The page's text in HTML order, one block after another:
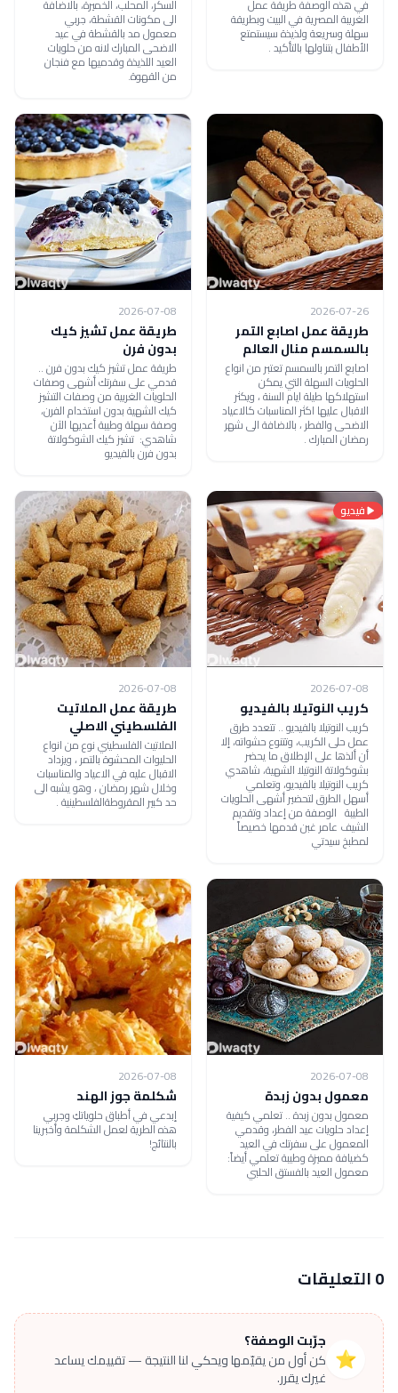
في هذه الوصفة طريقة عمل
الغريبة المصرية في البيت وبطريقة
سهلة وسريعة ولذيذة سيستمتع
الأطفال بتناولها بالتأكيد .
السكر، المحلب، الخميرة، بالاضافة
الى مكونات القشطة، جربي
معمول مد بالقشطة في عيد
الاضحى المبارك لانه من حلويات
العيد اللذيذة وقدميها مع فنجان
من القهوة.
2026-07-26
طريقة عمل اصابع التمر
بالسمسم منال العالم
اصابع التمر بالسمسم تعتبر من انواع
الحلويات السهلة التي يمكن
استهلاكها طيلة ايام السنة ، ويكثر
الاقبال عليها اكثر المناسبات كالاعياد
الاضحى والفطر ، بالاضافة الى شهر
رمضان المبارك .
2026-07-08
طريقة عمل تشيز كيك
بدون فرن
طريقة عمل تشيز كيك بدون فرن ..
قدمي على سفرتك أشهى وصفات
الحلويات الغربية من وصفات التشيز
كيك الشهية بدون استخدام الفرن،
وصفة سهلة وطيبة أعديها الآن
شاهدي: تشيز كيك الشوكولاتة
بدون فرن بالفيديو
فيديو
2026-07-08
كريب النوتيلا بالفيديو
كريب النوتيلا بالفيديو .. تتعدد طرق
عمل حلى الكريب، وتتنوع حشواته، إلا
أن ألذها على الإطلاق ما يحضر
بشوكولاتة النوتيلا الشهية، شاهدي
كريب النوتيلا بالفيديو، وتعلمي
أسهل الطرق لتحضير أشهى الحلويات
الطيبة الوصفة من إعداد وتقديم
الشيف عامر غبن قدمها خصيصاً
لمطبخ سيدتي
2026-07-08
طريقة عمل الملاتيت
الفلسطيني الاصلي
الملاتيت الفلسطيني نوع من انواع
الحليوات المحشوة بالتمر ، ويزداد
الاقبال عليه في الاعياد والمناسبات
وخلال شهر رمضان ، وهو يشبه الى
حد كبير المقروطةالفلسطينية .
2026-07-08
معمول بدون زبدة
معمول بدون زبدة .. تعلمي كيفية
إعداد حلويات عيد الفطر، وقدمي
المعمول على سفرتك في العيد
كضيافة مميزة وطيبة تعلمي أيضاً:
معمول العيد بالفستق الحلبي
2026-07-08
شكلمة جوز الهند
إبدعي في أطباق حلوياتكِ وجربي
هذه الطرية لعمل الشكلمة وأخبرينا
بالنتائج!
0 التعليقات
⭐
جرّبت الوصفة؟
كن أول من يقيّمها ويحكي لنا النتيجة — تقييمك يساعد
غيرك يقرر.